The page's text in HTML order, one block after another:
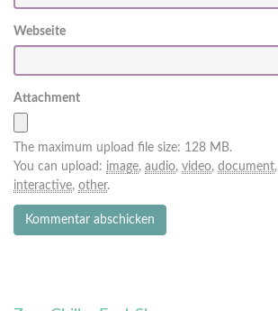
Webseite
Attachment
The maximum upload file size: 128 MB.
You can upload: image, audio, video, document,
interactive, other.